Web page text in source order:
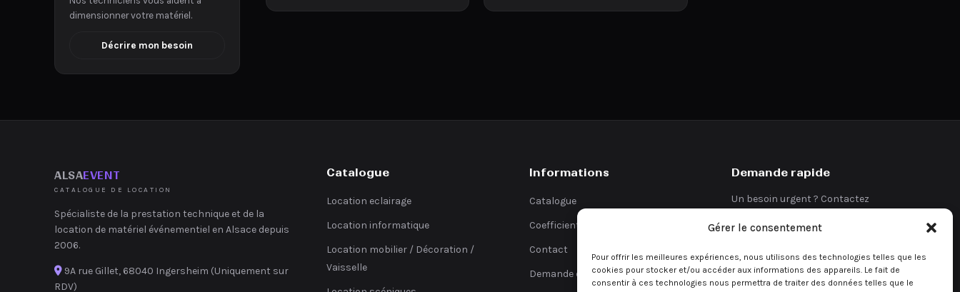
Gérer le consentement
Pour offrir les meilleures expériences, nous utilisons des technologies telles que les
cookies pour stocker et/ou accéder aux informations des appareils. Le fait de
consentir à ces technologies nous permettra de traiter des données telles que le
dimensionner votre matériel.
Décrire mon besoin
ALSAEVENT
CATALOGUE DE LOCATION
Spécialiste de la prestation technique et de la
location de matériel événementiel en Alsace depuis
2006.
9A rue Gillet, 68040 Ingersheim (Uniquement sur
RDV)
Catalogue
Location eclairage
Location informatique
Location mobilier / Décoration /
Vaisselle
Informations
Catalogue
Coefficients
Contact
Demande de devis
Demande rapide
Un besoin urgent ? Contactez